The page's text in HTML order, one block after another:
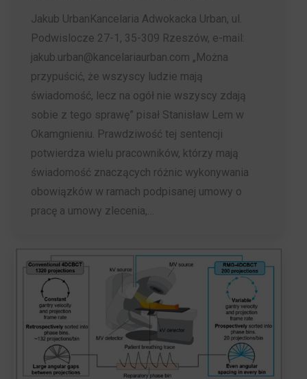
Jakub UrbanKancelaria Adwokacka Urban, ul.
Podwislocze 27-1, 35-309 Rzeszów, e-mail:
jakub.urban@kancelariaurban.com „Można
przypuścić, że wszyscy ludzie mają
świadomość, lecz na ogół nie wszyscy zdają
sobie z tego sprawę” pisał Stanisław Lem w
Okamgnieniu. Prawdziwość tej sentencji
potwierdza wielu pracowników, którzy mają
świadomość znaczących różnic wykonywania
obowiązków w ramach podpisanej umowy o
pracę a umowy zlecenia,…